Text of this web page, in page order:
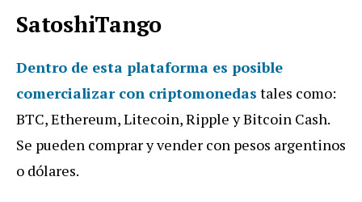
SatoshiTango
Dentro de esta plataforma es posible
comercializar con criptomonedas tales como:
BTC, Ethereum, Litecoin, Ripple y Bitcoin Cash.
Se pueden comprar y vender con pesos argentinos
o dólares.